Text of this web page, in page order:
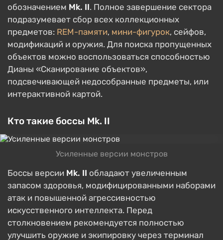
обозначением Mk. II. Полное завершение сектора
подразумевает сбор всех коллекционных
предметов: REM-памяти, мини-фигурок, сейфов,
модификаций и оружия. Для поиска пропущенных
объектов можно воспользоваться способностью
Дианы «Сканирование объектов»,
подсвечивающей недособранные предметы, или
интерактивной картой.
Кто такие боссы Mk. II
Усиленные версии монстров
Боссы версии Mk. II обладают увеличенным
запасом здоровья, модифицированными наборами
атак и повышенной агрессивностью
искусственного интеллекта. Перед
столкновением рекомендуется полностью
улучшить оружие и экипировку через терминал